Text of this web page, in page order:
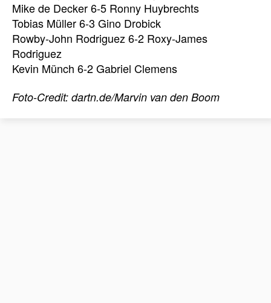
Mike de Decker 6-5 Ronny Huybrechts
Tobias Müller 6-3 Gino Drobick
Rowby-John Rodriguez 6-2 Roxy-James
Rodriguez
Kevin Münch 6-2 Gabriel Clemens
Foto-Credit: dartn.de/Marvin van den Boom